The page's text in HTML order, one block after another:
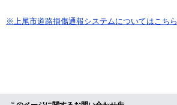
※上尾市道路損傷通報システムについてはこちら